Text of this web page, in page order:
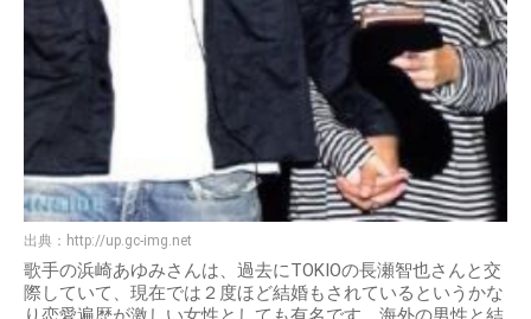
出典： http://up.gc-img.net
歌手の浜崎あゆみさんは、過去にTOKIOの長瀬智也さんと交
際していて、現在では２度ほど結婚もされているというかな